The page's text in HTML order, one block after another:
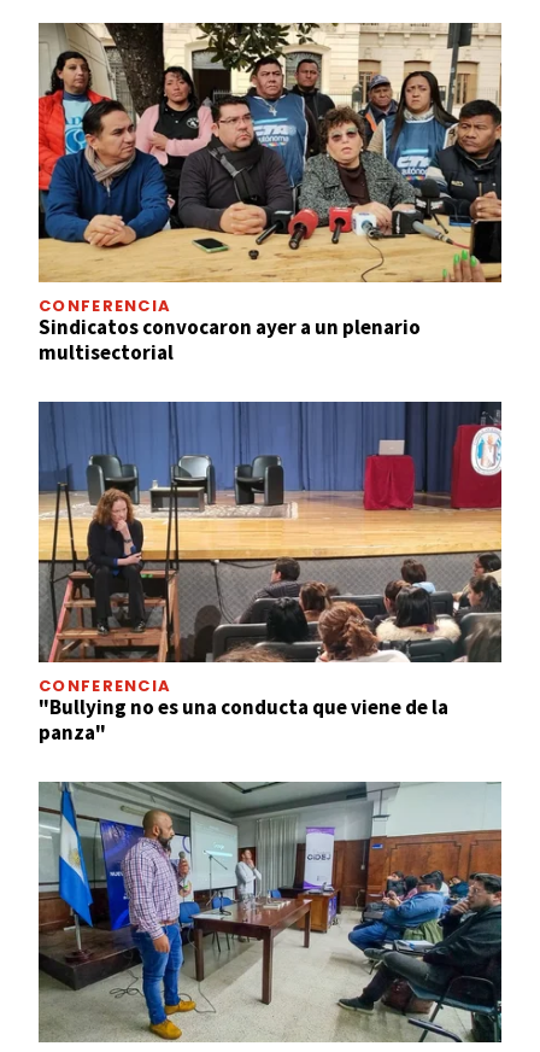
CONFERENCIA
Sindicatos convocaron ayer a un plenario
multisectorial
CONFERENCIA
"Bullying no es una conducta que viene de la
panza"